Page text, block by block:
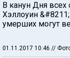
В канун Дня всех
Хэллоуин
умерших могут
01.11.2017 10:46 //